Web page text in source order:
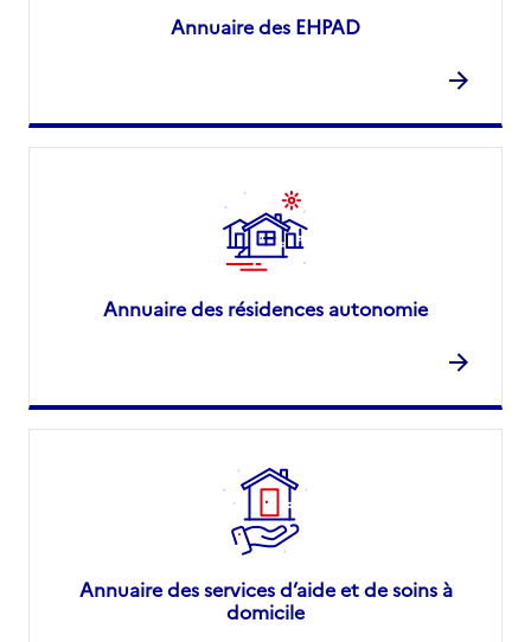
Annuaire des EHPAD
Annuaire des résidences autonomie
Annuaire des services d’aide et de soins à
domicile